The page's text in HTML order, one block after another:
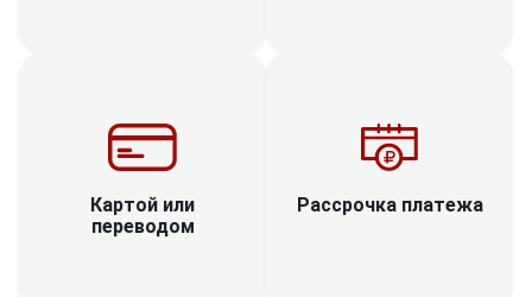
Картой или
переводом
Рассрочка платежа